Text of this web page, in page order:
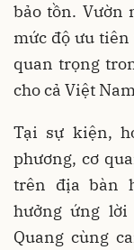
bảo tồn. Vườn
mức độ ưu
quan trọng
cho cả Việt
Tại sự kiện,
phương, cơ
trên địa bàn
hưởng ứng lời
Quang cùng